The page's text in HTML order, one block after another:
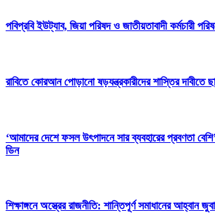
পবিপ্রবি ইউট্যাব, জিয়া পরিষদ ও জাতীয়তাবাদী কর্মচারী
রাবিতে কোরআন পোড়ানো ষড়যন্ত্রকারীদের শাস্তির দাবীতে
‘আমাদের দেশে ফসল উৎপাদনে সার ব্যবহারের প্রবণতা
ডিন
শিক্ষাঙ্গনে অস্ত্রের রাজনীতি: শান্তিপূর্ণ সমাধানের আহ্বান